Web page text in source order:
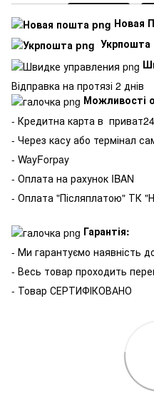
Новая
Укрпошта
Відправка на протязі 2 днів
Можливості
- Кредитна карта в
- Через касу або термінал
- WayForpay
- Оплата на рахунок IBAN
- Оплата "Післяплатою" ТК
Гарантія:
- Ми гарантуємо наявність
- Весь товар проходить
- Товар СЕРТИФІКОВАНО